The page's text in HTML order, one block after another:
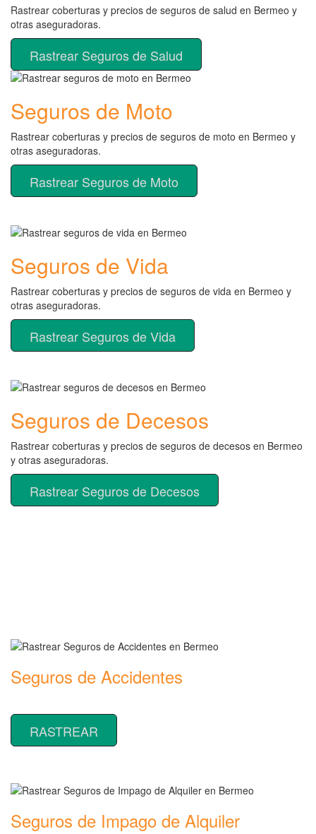
Rastrear coberturas y precios de seguros de salud en Bermeo y
otras aseguradoras.
Rastrear Seguros de Salud
Seguros de Moto
Rastrear coberturas y precios de seguros de moto en Bermeo y
otras aseguradoras.
Rastrear Seguros de Moto
Seguros de Vida
Rastrear coberturas y precios de seguros de vida en Bermeo y
otras aseguradoras.
Rastrear Seguros de Vida
Seguros de Decesos
Rastrear coberturas y precios de seguros de decesos en Bermeo
y otras aseguradoras.
Rastrear Seguros de Decesos
Seguros de Accidentes
RASTREAR
Seguros de Impago de Alquiler